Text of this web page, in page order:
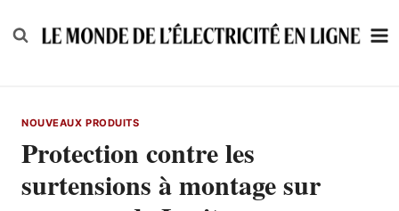
to
NOUVEAUX PRODUITS
Protection contre les
surtensions à montage sur